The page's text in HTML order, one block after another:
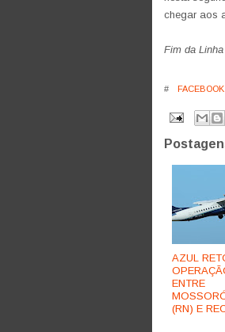
chegar aos
Fim da Linha
# FACEBOOK
AZUL
ENTRE
(RN) E